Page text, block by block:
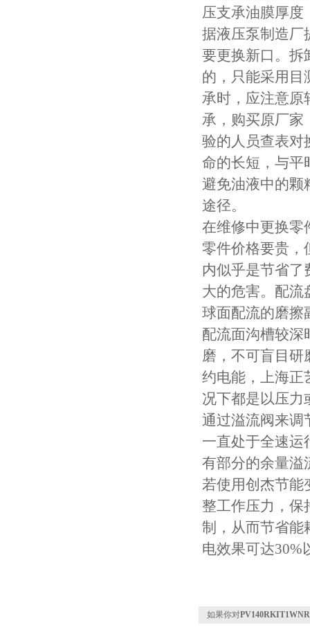
压支承油膜厚度
据液压泵制造厂
要更换新口。拆
的，只能采用目
承时，应注意原
承，购买原厂家
验的人员查表对
命的长短，与平
避免油液中的颗
途径。
在维修中更换零
零件价格要贵，
内似乎是节省了
大的危害。配流
球面配流的磨擦
配流面沟槽较深
磨，不可盲目
约电能，上海正
况下都是以压力
通过溢流阀来调
一直处于全速运
有部分的余量溢
若使用创杰节能
整工作压力，保
制，从而节省能
电效果可达30%
如果你对